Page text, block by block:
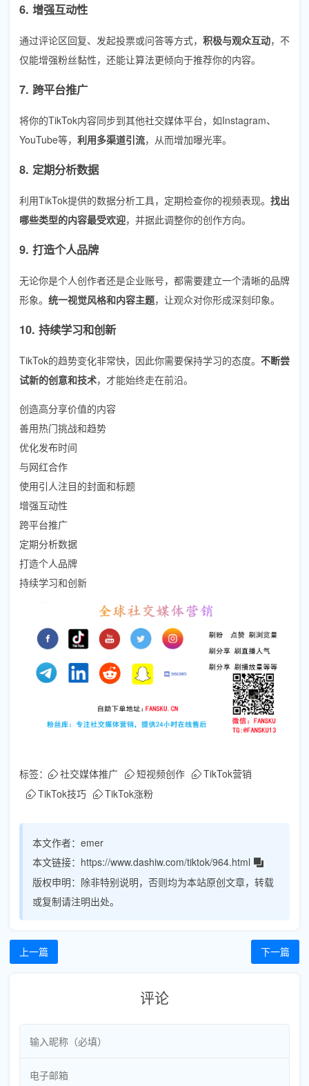
6. 增强互动性
通过评论区回复、发起投票或问答等方式， 积极与观众互动，不
仅能增强粉丝黏性，还能让算法更倾向于推荐你的内容。
7. 跨平台推广
将你的TikTok内容同步到其他社交媒体平台，如Instagram、
YouTube等， 利用多渠道引流，从而增加曝光率。
8. 定期分析数据
利用TikTok提供的数据分析工具，定期检查你的视频表现。 找出
哪些类型的内容最受欢迎，并据此调整你的创作方向。
9. 打造个人品牌
无论你是个人创作者还是企业账号，都需要建立一个清晰的品牌
形象。 统一视觉风格和内容主题，让观众对你形成深刻印象。
10. 持续学习和创新
TikTok的趋势变化非常快，因此你需要保持学习的态度。 不断尝
试新的创意和技术，才能始终走在前沿。
创造高分享价值的内容
善用热门挑战和趋势
优化发布时间
与网红合作
使用引人注目的封面和标题
增强互动性
跨平台推广
定期分析数据
打造个人品牌
持续学习和创新
标签： 社交媒体推广 短视频创作
TikTok营销
TikTok技巧
TikTok涨粉
本文作者： emer
本文链接： https://www.dashiw.com/tiktok/964.html
版权申明： 除非特别说明，否则均为本站原创文章，转载
或复制请注明出处。
上一篇 下一篇
评论